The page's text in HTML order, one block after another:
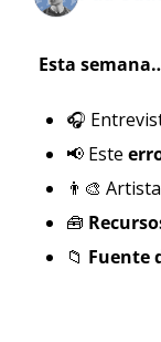
Esta
🎧
📢 Este
👨‍🎨
🧰
📁 Fuente